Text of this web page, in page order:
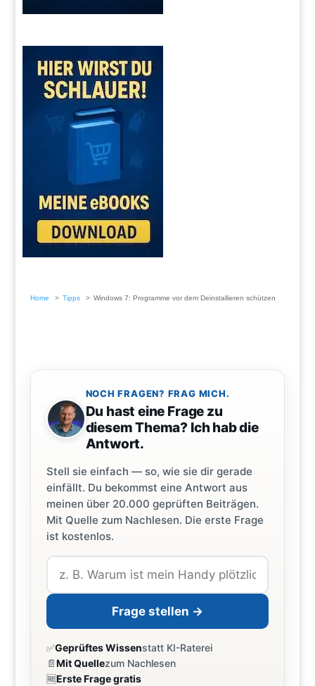
Home Tipps Windows 7: Programme vor dem Deinstallieren schützen
NOCH FRAGEN? FRAG MICH.
Du hast eine Frage zu
diesem Thema? Ich hab die
Antwort.
Stell sie einfach — so, wie sie dir gerade
einfällt. Du bekommst eine Antwort aus
meinen über 20.000 geprüften Beiträgen.
Mit Quelle zum Nachlesen. Die erste Frage
ist kostenlos.
Frage stellen →
✅Geprüftes Wissenstatt KI-Raterei
📄Mit Quellezum Nachlesen
🆓Erste Frage gratis